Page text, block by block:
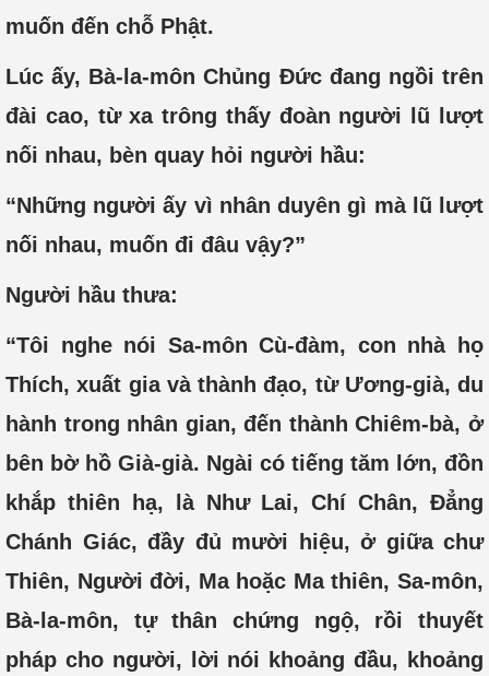
muốn đến chỗ Phật.
Lúc ấy, Bà-la-môn Chủng Đức đang ngồi trên
đài cao, từ xa trông thấy đoàn người lũ lượt
nối nhau, bèn quay hỏi người hầu:
“Những người ấy vì nhân duyên gì mà lũ lượt
nối nhau, muốn đi đâu vậy?”
Người hầu thưa:
“Tôi nghe nói Sa-môn Cù-đàm, con nhà họ
Thích, xuất gia và thành đạo, từ Ương-già, du
hành trong nhân gian, đến thành Chiêm-bà, ở
bên bờ hồ Già-già. Ngài có tiếng tăm lớn, đồn
khắp thiên hạ, là Như Lai, Chí Chân, Đẳng
Chánh Giác, đầy đủ mười hiệu, ở giữa chư
Thiên, Người đời, Ma hoặc Ma thiên, Sa-môn,
Bà-la-môn, tự thân chứng ngộ, rồi thuyết
pháp cho người, lời nói khoảng đầu, khoảng